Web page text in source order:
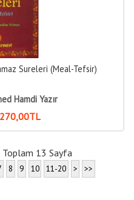
Sureleri (Meal-Tefsir)
Hamdi Yazır
270,00TL
13 Sayfa
8 9 10 11-20 > >>